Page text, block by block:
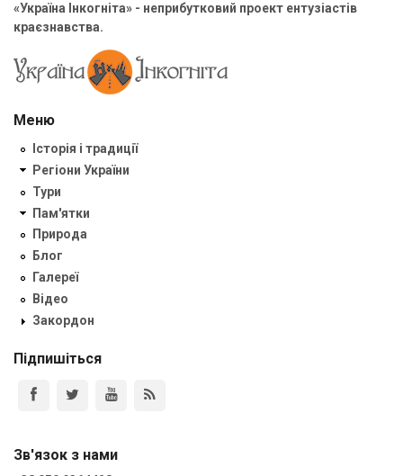
«Україна Інкогніта» - неприбутковий проект ентузіастів
краєзнавства.
Меню
Історія і традиції
Регіони України
Тури
Пам'ятки
Природа
Блог
Галереї
Відео
Закордон
Підпишіться
Зв'язок з нами